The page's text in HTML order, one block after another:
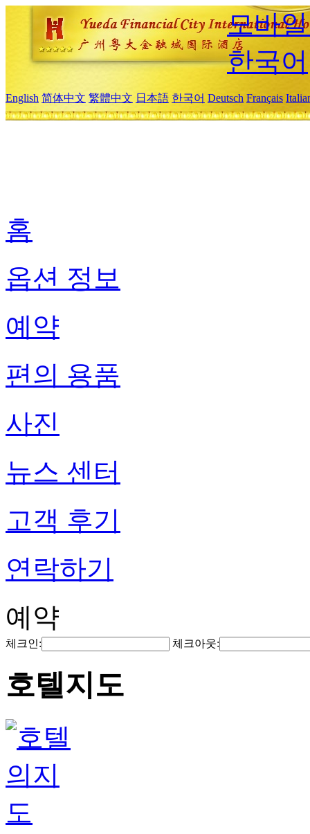
모바
한국어
English 简体中文 繁體中文 日本語 한국어 Deutsch Français
홈
옵션 정보
예약
편의 용품
사진
뉴스 센터
고객 후기
연락하기
예약
체크인: 체크아웃:
호텔지도